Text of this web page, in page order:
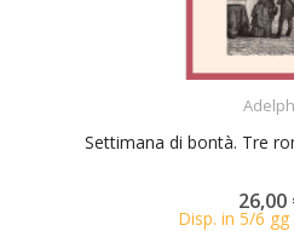
Settimana di bontà. Tre
26,00
Disp. in 5/6